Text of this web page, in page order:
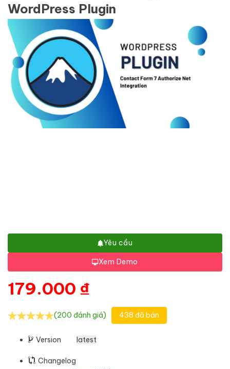
WordPress Plugin
Yêu cầu
Xem Demo
179.000 ₫
(200 đánh giá) 438 đã bán
Version latest
Changelog